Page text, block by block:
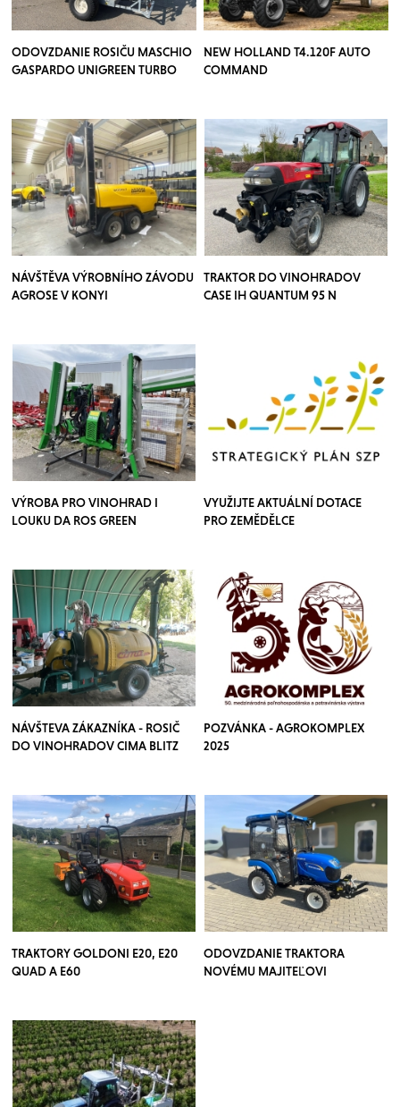
ODOVZDANIE ROSIČU MASCHIO
GASPARDO UNIGREEN TURBO
NEW HOLLAND T4.120F AUTO
COMMAND
NÁVŠTĚVA VÝROBNÍHO ZÁVODU
AGROSE V KONYI
TRAKTOR DO VINOHRADOV
CASE IH QUANTUM 95 N
VÝROBA PRO VINOHRAD I
LOUKU DA ROS GREEN
VYUŽIJTE AKTUÁLNÍ DOTACE
PRO ZEMĚDĚLCE
NÁVŠTEVA ZÁKAZNÍKA - ROSIČ
DO VINOHRADOV CIMA BLITZ
POZVÁNKA - AGROKOMPLEX
2025
TRAKTORY GOLDONI E20, E20
QUAD A E60
ODOVZDANIE TRAKTORA
NOVÉMU MAJITEĽOVI